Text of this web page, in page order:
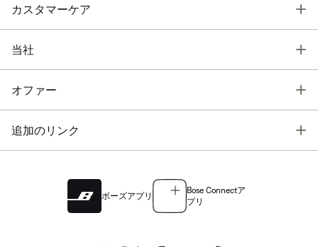
カスタマーケア
当社
オファー
追加のリンク
ボーズアプリ
Bose Connectア
プリ